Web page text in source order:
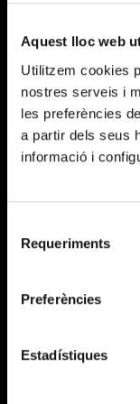
Aquest lloc web
Utilitzem cookies
nostres serveis i
les preferències
a partir dels seus
informació i
Requeriments
Preferències
Estadístiques
la Generalitat,
español,
Papas, tres
operaciones
Lo único que
debutó el
él contabiliza
buen trabajo de